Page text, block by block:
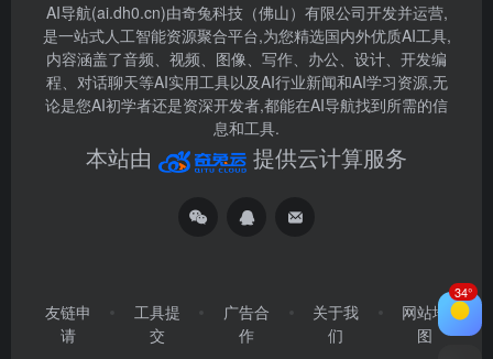
AI导航(ai.dh0.cn)由奇兔科技（佛山）有限公司开发并运营,
是一站式人工智能资源聚合平台,为您精选国内外优质AI工具,
内容涵盖了音频、视频、图像、写作、办公、设计、开发编
程、对话聊天等AI实用工具以及AI行业新闻和AI学习资源,无
论是您AI初学者还是资深开发者,都能在AI导航找到所需的信
息和工具.
本站由 提供云计算服务
友链申
请
工具提
交
广告合
作
关于我
们
网站地
图
34°